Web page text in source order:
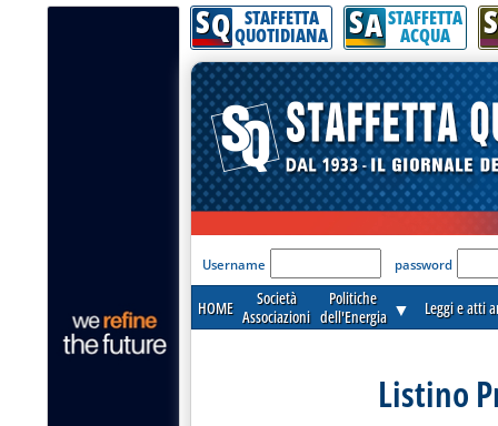
SQ STAFFETTA
QUOTIDIANA SA STAFFETTA
ACQUA S
'Modulo Login per
Username password
HOME
Società
Associazioni
Politiche
dell'Energia ▼ Leggi e atti
Listino